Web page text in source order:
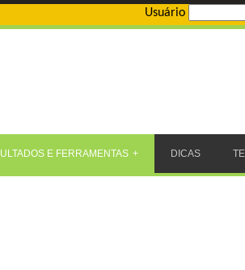
Usuário
E FERRAMENTAS DICAS